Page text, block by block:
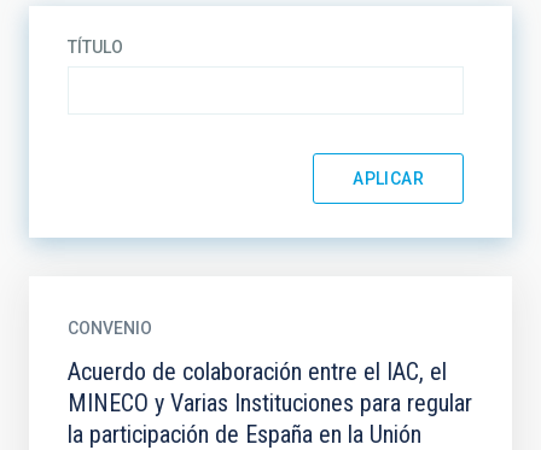
navegación
TÍTULO
CONVENIO
Acuerdo de colaboración entre el IAC, el
MINECO y Varias Instituciones para regular
la participación de España en la Unión